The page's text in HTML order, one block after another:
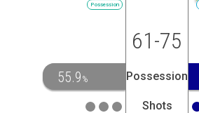
Possession
61-75
55.9 % Possession
Shots